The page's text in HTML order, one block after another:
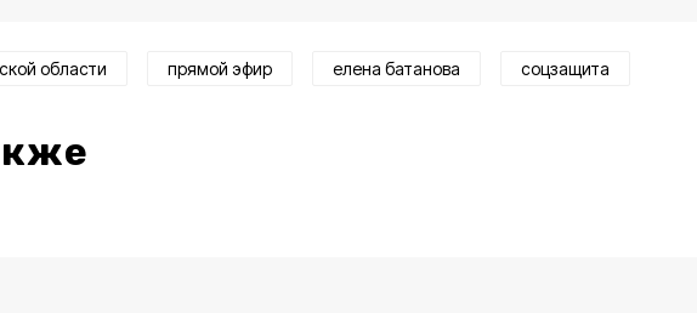
области прямой эфир елена батанова соцзащита